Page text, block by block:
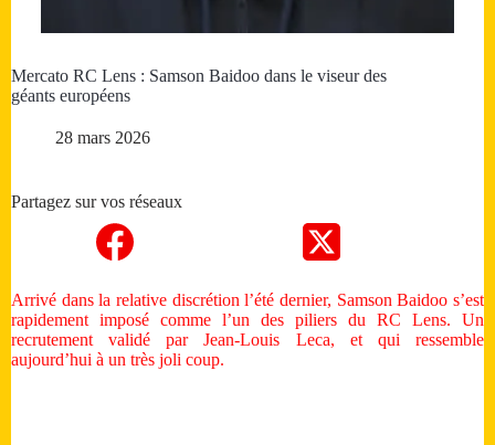
Mercato RC Lens : Samson Baidoo dans le viseur des
géants européens
28 mars 2026
Partagez sur vos réseaux
Arrivé dans la relative discrétion l’été dernier, Samson Baidoo s’est
rapidement imposé comme l’un des piliers du RC Lens. Un
recrutement validé par Jean-Louis Leca, et qui ressemble
aujourd’hui à un très joli coup.